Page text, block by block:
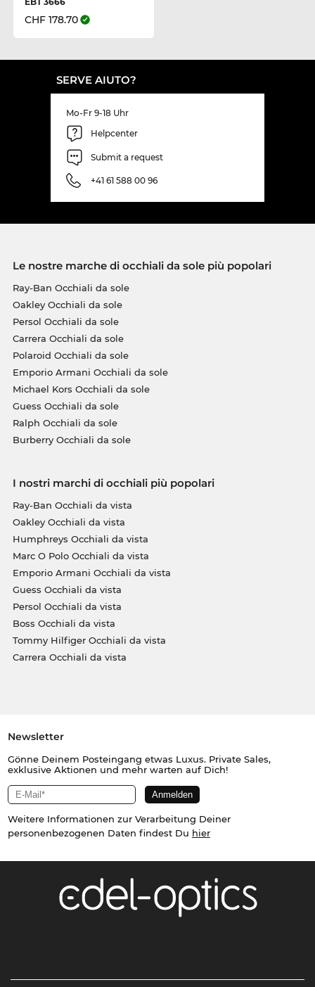
CHF 178.70
SERVE AIUTO?
Mo-Fr 9-18 Uhr
Helpcenter
Submit a request
+41 61 588 00 96
Le nostre marche di occhiali da sole più popolari
Ray-Ban Occhiali da sole
Oakley Occhiali da sole
Persol Occhiali da sole
Carrera Occhiali da sole
Polaroid Occhiali da sole
Emporio Armani Occhiali da sole
Michael Kors Occhiali da sole
Guess Occhiali da sole
Ralph Occhiali da sole
Burberry Occhiali da sole
I nostri marchi di occhiali più popolari
Ray-Ban Occhiali da vista
Oakley Occhiali da vista
Humphreys Occhiali da vista
Marc O Polo Occhiali da vista
Emporio Armani Occhiali da vista
Guess Occhiali da vista
Persol Occhiali da vista
Boss Occhiali da vista
Tommy Hilfiger Occhiali da vista
Carrera Occhiali da vista
Newsletter
Gönne Deinem Posteingang etwas Luxus. Private Sales,
exklusive Aktionen und mehr warten auf Dich!
Weitere Informationen zur Verarbeitung Deiner
personenbezogenen Daten findest Du hier